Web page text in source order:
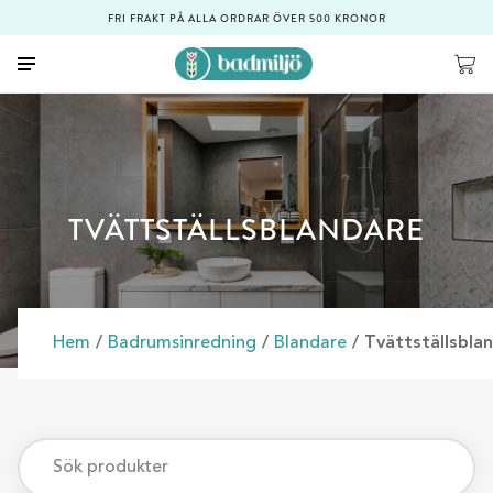
FRI FRAKT PÅ ALLA ORDRAR ÖVER 500 KRONOR
TVÄTTSTÄLLSBLANDARE
Hem / Badrumsinredning / Blandare /